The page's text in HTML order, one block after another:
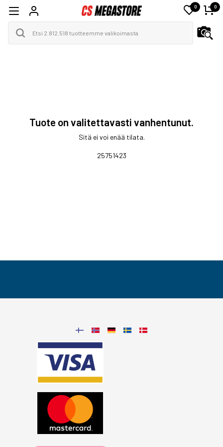
0 0
Tuote on valitettavasti vanhentunut.
Sitä ei voi enää tilata.
25751423